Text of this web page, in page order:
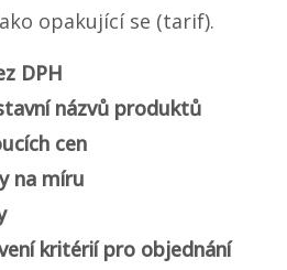
opakující se (tarif).
DPH
názvů produktů
cen
na míru
kritérií pro objednání